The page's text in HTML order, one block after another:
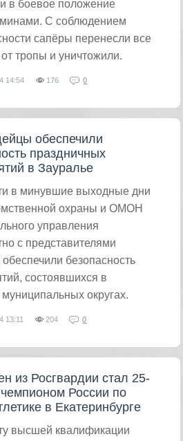
в боевое положение
С соблюдением
сапёры перенесли все
тропы и уничтожили.
14:54 176 0
обеспечили
праздничных
в Зауралье
в минувшие выходные дни
охраны и ОМОН
управления
с представителями
безопасность
состоявшихся в
округах.
13:11 204 0
из Росгвардии стал 25-
России по
в Екатеринбурге
высшей квалификации